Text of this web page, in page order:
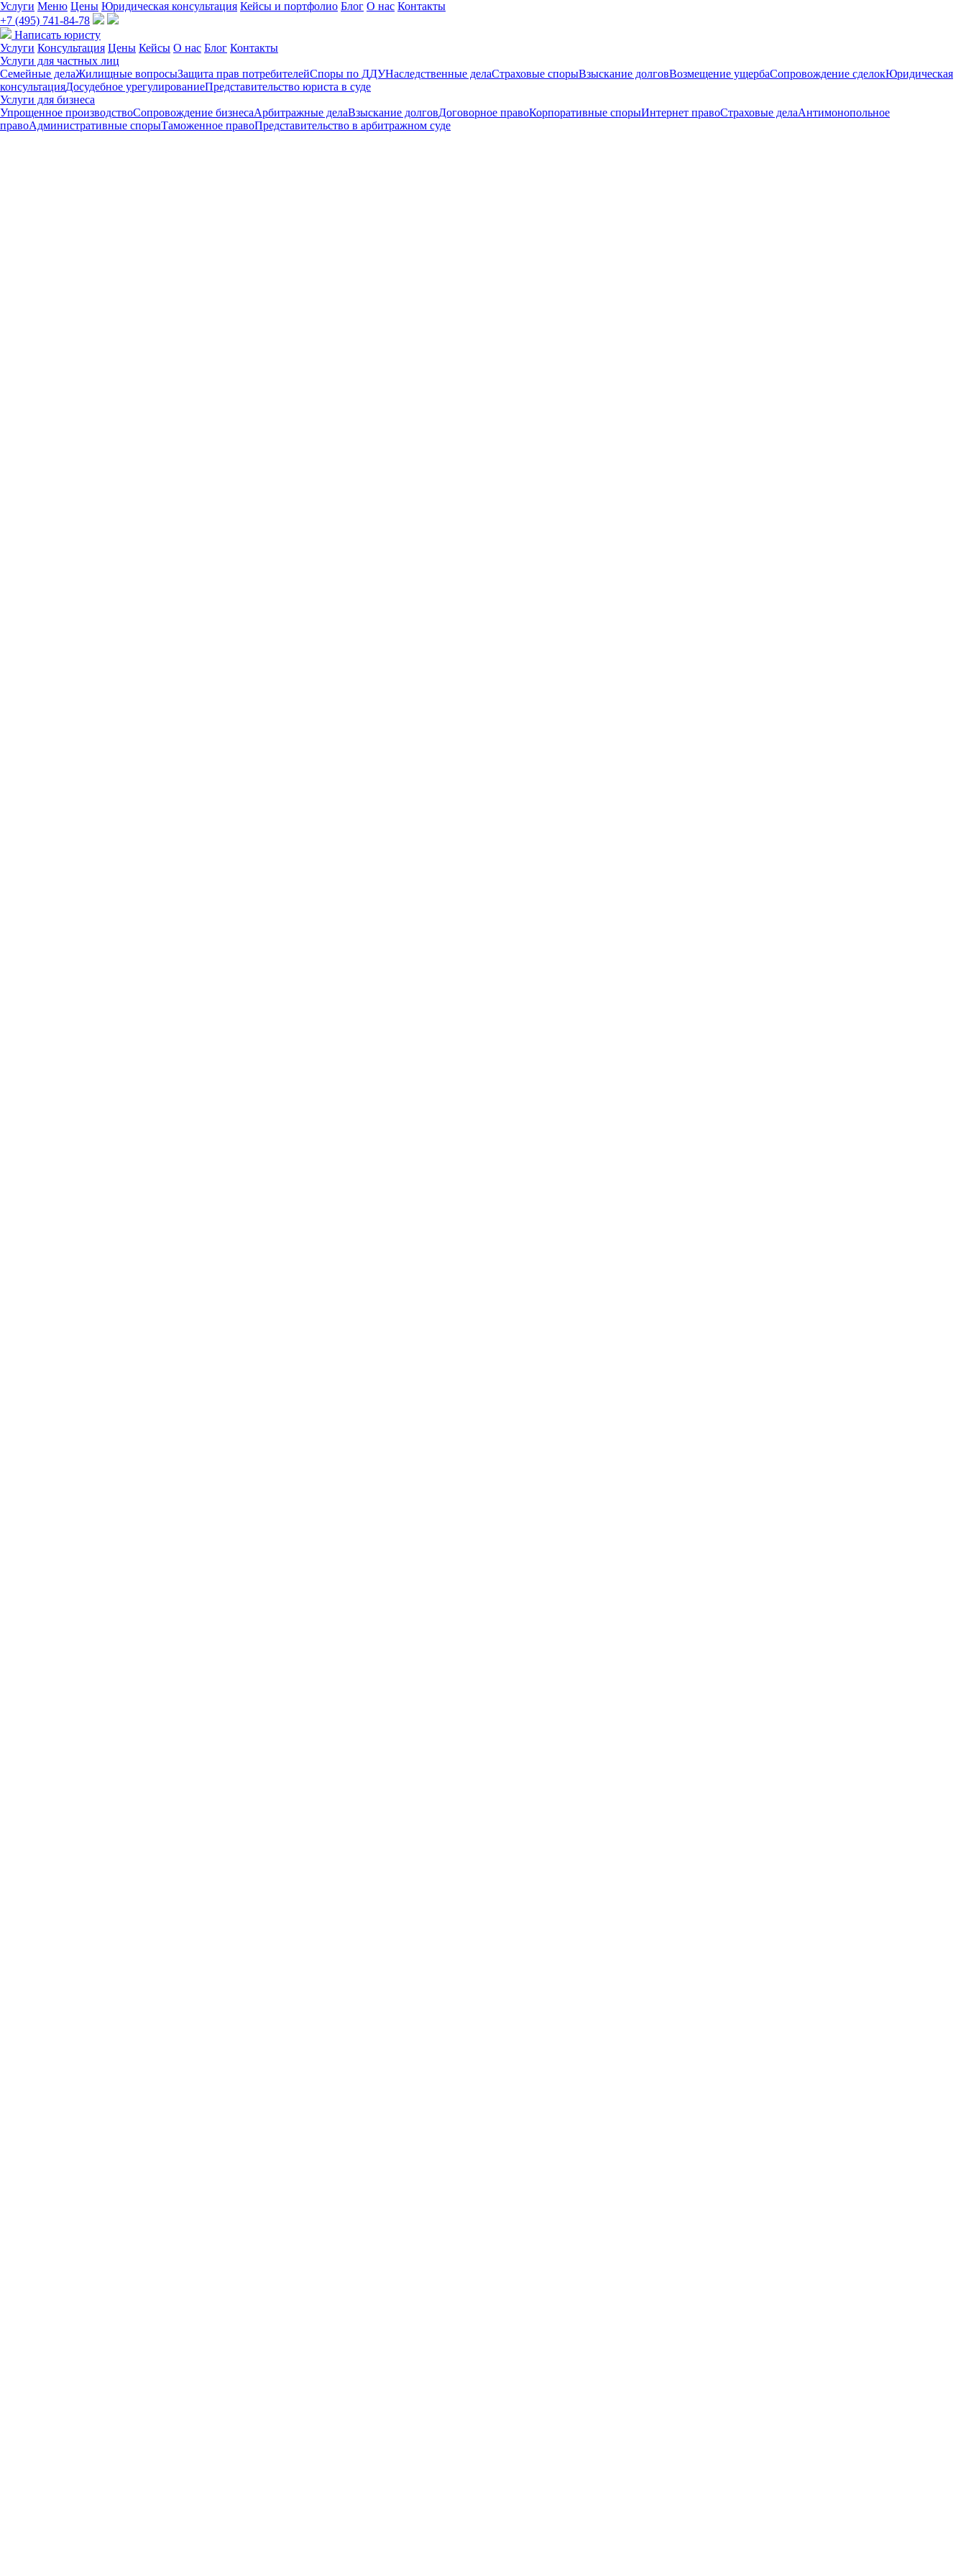
Услуги Меню Цены Юридическая консультация Кейсы и портфолио Блог О нас Контакты
+7 (495) 741-84-78
Написать юристу
Услуги Консультация Цены Кейсы О нас Блог Контакты
Услуги для частных лиц
Семейные делаЖилищные вопросыЗащита прав потребителейСпоры по ДДУНаследственные делаСтраховые спорыВзыскание долговВозмещение ущербаСопровождение сделокЮридическая
консультацияДосудебное урегулированиеПредставительство юриста в суде
Услуги для бизнеса
Упрощенное производствоСопровождение бизнесаАрбитражные делаВзыскание долговДоговорное правоКорпоративные спорыИнтернет правоСтраховые делаАнтимонопольное
правоАдминистративные спорыТаможенное правоПредставительство в арбитражном суде